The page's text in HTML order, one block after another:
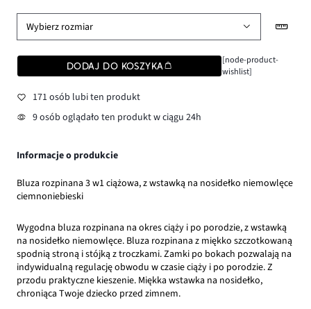
Wybierz rozmiar
DODAJ DO KOSZYKA
[node-product-
wishlist]
171 osób lubi ten produkt
9 osób oglądało ten produkt w ciągu 24h
Informacje o produkcie
Bluza rozpinana 3 w1 ciążowa, z wstawką na nosidełko niemowlęce
ciemnoniebieski
Wygodna bluza rozpinana na okres ciąży i po porodzie, z wstawką
na nosidełko niemowlęce. Bluza rozpinana z miękko szczotkowaną
spodnią stroną i stójką z troczkami. Zamki po bokach pozwalają na
indywidualną regulację obwodu w czasie ciąży i po porodzie. Z
przodu praktyczne kieszenie. Miękka wstawka na nosidełko,
chroniąca Twoje dziecko przed zimnem.